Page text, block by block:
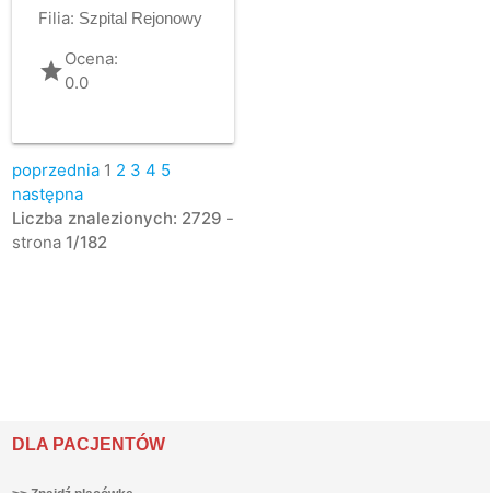
Filia: Szpital Rejonowy
gradeOcena:
0.0
poprzednia 1 2 3 4 5
następna
Liczba znalezionych: 2729 -
strona 1/182
DLA PACJENTÓW